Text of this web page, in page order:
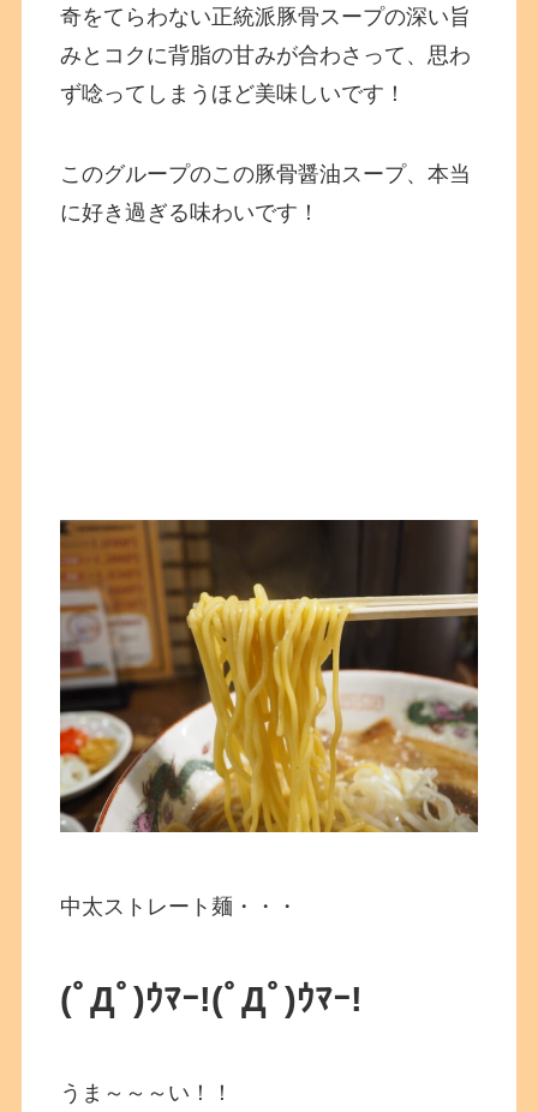
奇をてらわない正統派豚骨スープの深い旨
みとコクに背脂の甘みが合わさって、思わ
ず唸ってしまうほど美味しいです！
このグループのこの豚骨醤油スープ、本当
に好き過ぎる味わいです！
中太ストレート麺・・・
(ﾟДﾟ)ｳﾏｰ!(ﾟДﾟ)ｳﾏｰ!
うま～～～い！！